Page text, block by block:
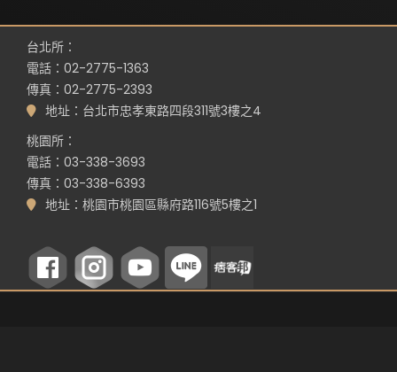
台北所：
電話：02-2775-1363
傳真：02-2775-2393
地址：台北市忠孝東路四段311號3樓之4
桃園所：
電話：03-338-3693
傳真：03-338-6393
地址：桃園市桃園區縣府路116號5樓之1